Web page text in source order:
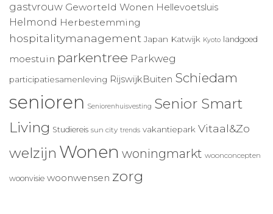
gastvrouw Geworteld Wonen Hellevoetsluis
Helmond Herbestemming
hospitalitymanagement Japan Katwijk Kyoto landgoed
moestuin parkentree Parkweg
participatiesamenleving RijswijkBuiten Schiedam
senioren Seniorenhuisvesting Senior Smart
Living Studiereis sun city trends vakantiepark Vitaal&Zo
welzijn Wonen woningmarkt woonconcepten
woonvisie woonwensen zorg